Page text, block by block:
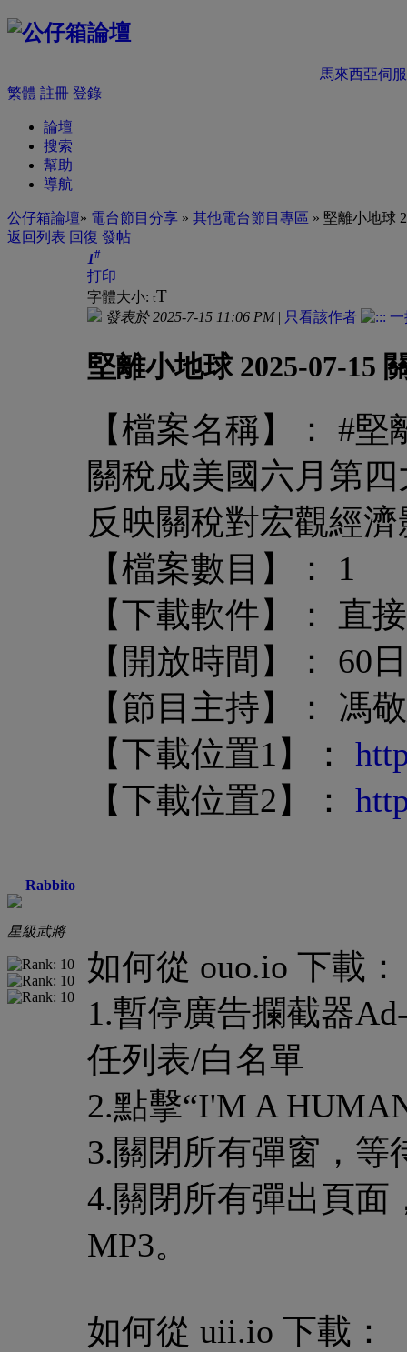
馬來西亞伺
繁體 註冊 登錄
論壇
搜索
幫助
導航
公仔箱論壇» 電台節目分享 » 其他電台節目專區 » 堅離小地球
返回列表 回復 發帖
Rabbito
星級武將
1#
打印
字體大小: tT
發表於 2025-7-15 11:06 PM| 只看該作者
堅離小地球 2025-07-15
【檔案名稱】： #
關稅成美國六月第
反映關稅對宏觀經
【檔案數目】： 1
【下載軟件】： 直
【開放時間】： 60日
【節目主持】： 馮
【下載位置1】：
【下載位置2】：
如何從 ouo.io 下載：
1.暫停廣告攔截器
任列表/白名單
2.點擊“I'M A
3.關閉所有彈窗，等
4.關閉所有彈出頁面
MP3。
如何從 uii.io 下載：